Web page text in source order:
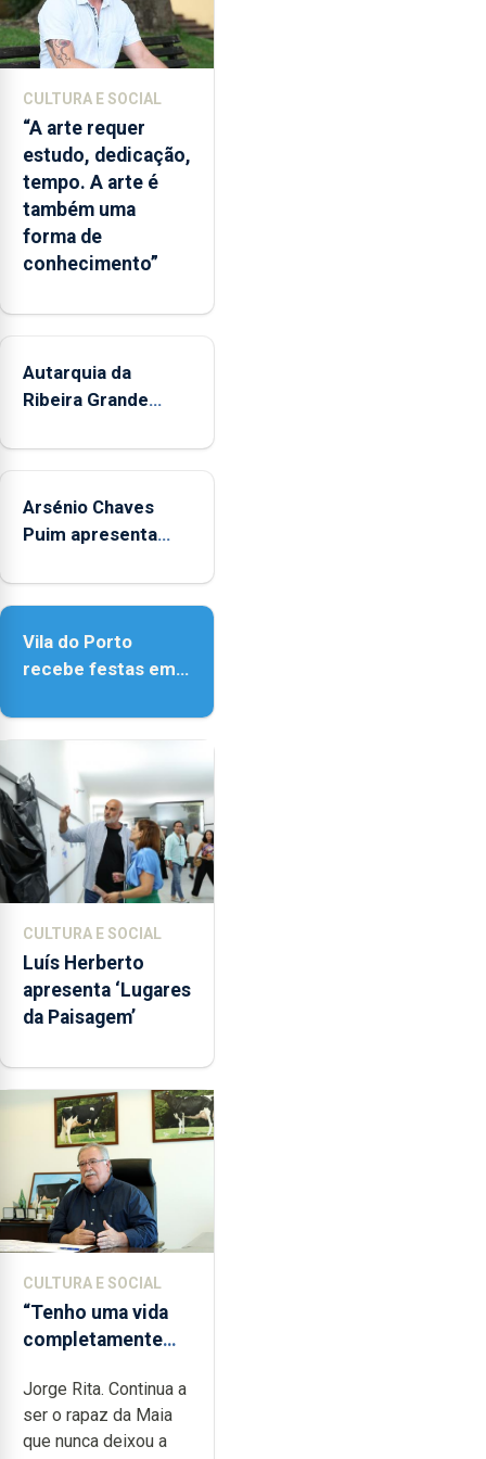
Açores
com
responsabilidades
partilhadas
entre
o
Governo
Regional
e
municípios.
CULTURA E SOCIAL
“A arte requer
estudo, dedicação,
tempo. A arte é
também uma
forma de
conhecimento”
Autarquia da
Ribeira Grande
"Museus no Verão"
Arsénio Chaves
Puim apresenta
de Vila do Porto
Vila do Porto
recebe festas em
Senhora da
CULTURA E SOCIAL
Luís Herberto
apresenta ‘Lugares
da Paisagem’
CULTURA E SOCIAL
“Tenho uma vida
completamente
dedicação, gosto e
muita paixão”
Jorge Rita. Continua a
ser o rapaz da Maia
que nunca deixou a